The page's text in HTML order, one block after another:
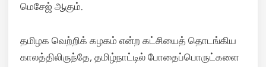
மெசேஜ் ஆகும்.
தமிழக வெற்றிக் கழகம் என்ற கட்சியைத் தொடங்கிய
காலத்திலிருந்தே, தமிழ்நாட்டில் போதைப்பொருட்களை